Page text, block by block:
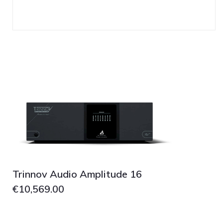
Trinnov Audio Amplitude 16
€10,569.00